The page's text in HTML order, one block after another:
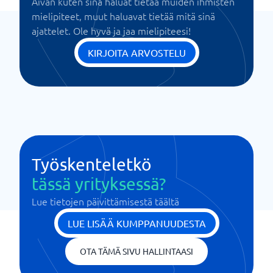
mielipiteet, muut haluavat tietää mitä sinä
ajattelet. Ole hyvä ja jaa mielipiteesi!
KIRJOITA ARVOSTELU
Työskenteletkö
tässä yrityksessä?
Lue tietojen päivittämisestä täältä
LUE LISÄÄ KUMPPANUUDESTA
OTA TÄMÄ SIVU HALLINTAASI